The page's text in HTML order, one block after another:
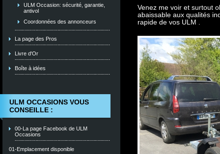
ULM Occasion: sécurité, garantie,
antivol
Coordonnées des annonceurs
La page des Pros
Livre d'Or
Boîte à idées
ULM OCCASIONS VOUS
CONSEILLE :
00-La page Facebook de ULM
Occasions
01-Emplacement disponible
Venez me voir et surtout
abaissable aux qualités
rapide de vos ULM .